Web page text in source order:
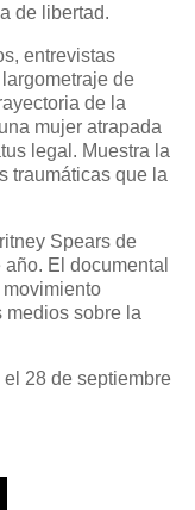
de libertad.
entrevistas
de
de la
mujer atrapada
legal. Muestra la
traumáticas que la
Spears de
El documental
medios sobre la
28 de septiembre